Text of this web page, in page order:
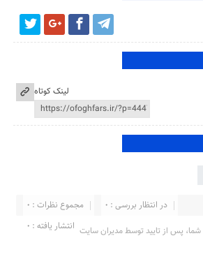
لینک کوتاه
مجموع نظرات : 0
در انتظار بررسی : 0
انتشار یافته : ۰ پس از تایید توسط مدیران سایت